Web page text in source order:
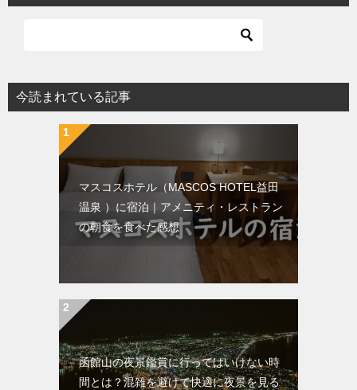
今読まれている記事
マスコスホテル（MASCOS HOTEL益田
温泉 ）に宿泊｜アメニティ・レストラン
の朝食を食べた感想
函館山の夜景鑑賞に行ってはいけない時
間とは？混雑を避けて快適に夜景を見る